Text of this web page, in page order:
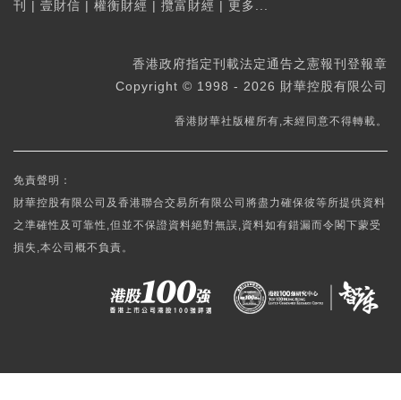
刊
| 壹財信 | 權衡財經 | 攬富財經 | 更多...
香港政府指定刊載法定通告之憲報刊登報章
Copyright © 1998 - 2026 財華控股有限公司
香港財華社版權所有,未經同意不得轉載。
免責聲明：
財華控股有限公司及香港聯合交易所有限公司將盡力確保彼等所提供資料
之準確性及可靠性,但並不保證資料絕對無誤,資料如有錯漏而令閣下蒙受
損失,本公司概不負責。